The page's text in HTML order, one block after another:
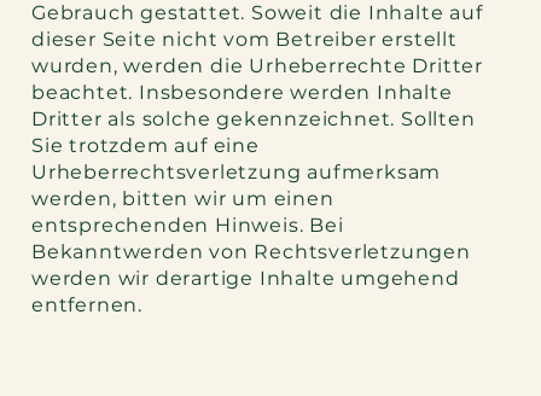
Gebrauch gestattet. Soweit die Inhalte auf
dieser Seite nicht vom Betreiber erstellt
wurden, werden die Urheberrechte Dritter
beachtet. Insbesondere werden Inhalte
Dritter als solche gekennzeichnet. Sollten
Sie trotzdem auf eine
Urheberrechtsverletzung aufmerksam
werden, bitten wir um einen
entsprechenden Hinweis. Bei
Bekanntwerden von Rechtsverletzungen
werden wir derartige Inhalte umgehend
entfernen.